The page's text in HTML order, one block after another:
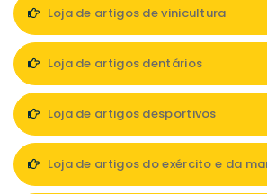
Loja de artigos de vinicultura
Loja de artigos dentários
Loja de artigos desportivos
Loja de artigos do exército e da